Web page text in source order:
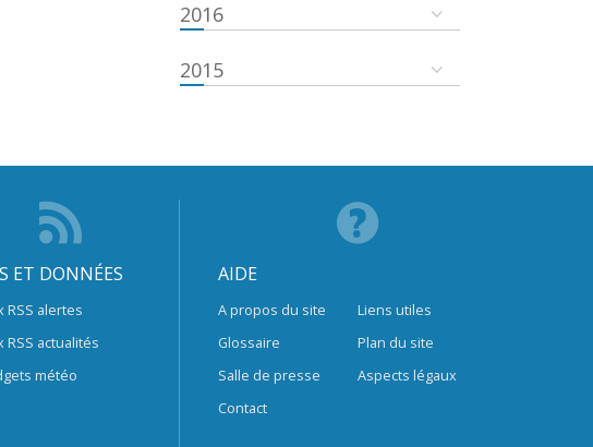
2016
2015
ET DONNÉES
RSS alertes
RSS actualités
météo
AIDE
A propos du site
Glossaire
Salle de presse
Contact
Liens utiles
Plan du site
Aspects légaux